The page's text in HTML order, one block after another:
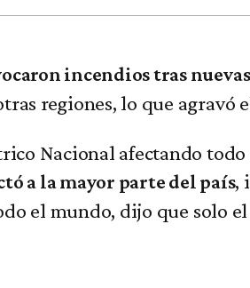
incendios tras
regiones, lo que
Nacional afectando
a la mayor parte del país,
el mundo, dijo que solo